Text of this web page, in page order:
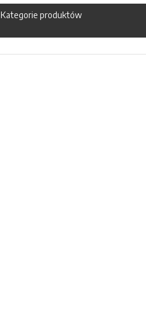
Kategorie produktów